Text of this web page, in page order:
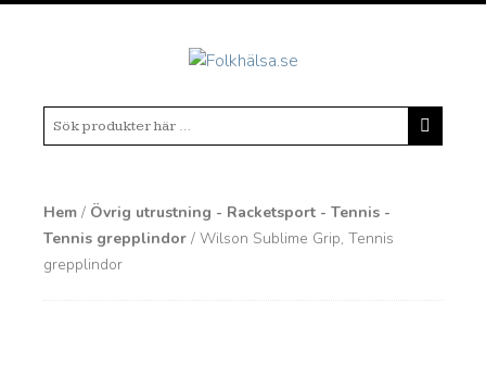
Hem / Övrig utrustning - Racketsport - Tennis -
Tennis grepplindor / Wilson Sublime Grip, Tennis
grepplindor